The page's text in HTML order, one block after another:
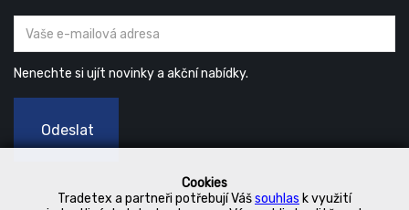
Cookies
Tradetex a partneři potřebují Vášsouhlas k využití
Nenechte si ujít novinky a akční nabídky.
Odeslat